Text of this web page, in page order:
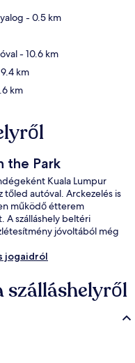
- 0.5 km
- 10.6 km
km
km
the Park
Kuala Lumpur
tőled autóval. Arckezelés is
működő étterem
A szálláshely beltéri
jóvoltából még
jogaidról
szálláshelyről